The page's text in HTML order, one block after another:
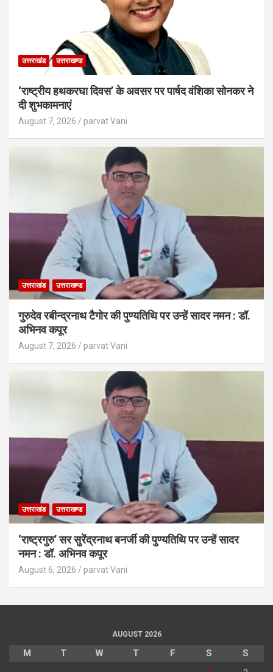
उत्तराखंड उत्तराखण्ड
‘राष्ट्रीय हथकरघा दिवस’ के अवसर पर पार्षद वंशिका सोनकर ने
दी शुभकामनाएं
August 7, 2026 parvat Vani
उत्तराखंड उत्तराखण्ड
गुरुदेव रबीन्द्रनाथ टैगोर की पुण्यतिथि पर उन्हें सादर नमन : डॉ.
अभिनव कपूर
August 7, 2026 parvat Vani
उत्तराखंड उत्तराखण्ड
‘राष्ट्रगुरु’ सर सुरेंद्रनाथ बनर्जी की पुण्यतिथि पर उन्हें सादर
नमन : डॉ. अभिनव कपूर
August 6, 2026 parvat Vani
AUGUST 2026
M T W T F S
S